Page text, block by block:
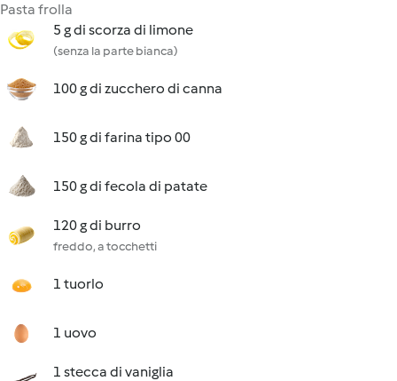
Pasta frolla
5 g di scorza di limone
(senza la parte bianca)
100 g di zucchero di canna
150 g di farina tipo 00
150 g di fecola di patate
120 g di burro
freddo, a tocchetti
1 tuorlo
1 uovo
1 stecca di vaniglia